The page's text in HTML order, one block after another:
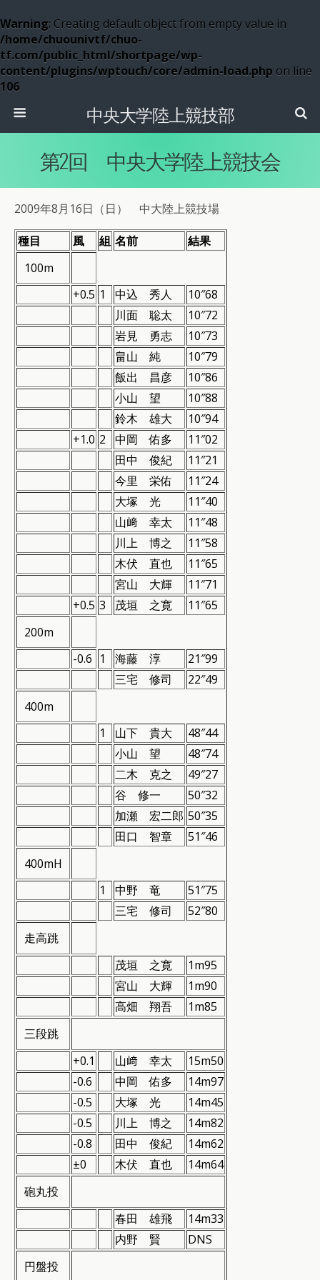
Warning: Creating default object from empty value in
/home/chuounivtf/chuo-
tf.com/public_html/shortpage/wp-
content/plugins/wptouch/core/admin-load.php on line
106
中央大学陸上競技部
第2回 中央大学陸上競技会
2009年8月16日（日） 中大陸上競技場
種目 風 組 名前
結果
100m
+0.5 1 中込 秀人
10″68
川面 聡太
10″72
岩見 勇志
10″73
畠山 純
10″79
飯出 昌彦
10″86
小山 望
10″88
鈴木 雄大
10″94
+1.0 2 中岡 佑多
11″02
田中 俊紀
11″21
今里 栄佑
11″24
大塚 光
11″40
山﨑 幸太
11″48
川上 博之
11″58
木伏 直也
11″65
宮山 大輝
11″71
+0.5 3 茂垣 之寛
11″65
200m
-0.6 1 海藤 淳
21″99
三宅 修司
22″49
400m
1
山下 貴大
48″44
小山 望
48″74
二木 克之
49″27
谷 修一
50″32
加瀬 宏二郎 50″35
田口 智章
51″46
400mH
1
中野 竜
51″75
三宅 修司
52″80
走高跳
茂垣 之寛
1m95
宮山 大輝
1m90
高畑 翔吾
1m85
三段跳
+0.1
山﨑 幸太
15m50
-0.6
中岡 佑多
14m97
-0.5
大塚 光
14m45
-0.5
川上 博之
14m82
-0.8
田中 俊紀
14m62
±0
木伏 直也
14m64
砲丸投
春田 雄飛
14m33
内野 賢
DNS
円盤投